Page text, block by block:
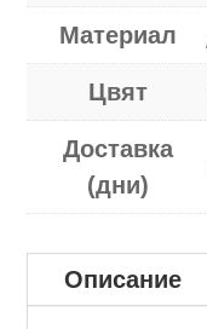
Материал
Цвят
Доставка
(дни)
Описание